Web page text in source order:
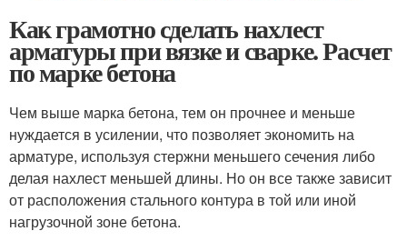
Как грамотно сделать нахлест
арматуры при вязке и сварке. Расчет
по марке бетона
Чем выше марка бетона, тем он прочнее и меньше
нуждается в усилении, что позволяет экономить на
арматуре, используя стержни меньшего сечения либо
делая нахлест меньшей длины. Но он все также зависит
от расположения стального контура в той или иной
нагрузочной зоне бетона.